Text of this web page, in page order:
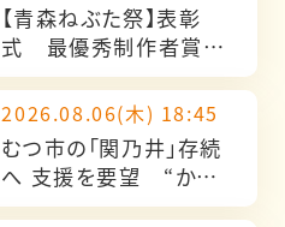
【青森ねぶた祭】表彰
式 最優秀制作者賞11
回目のねぶた名人・竹浪
比呂央さんの葛藤と
は…
2026.08.06(木) 18:45
むつ市の「関乃井」存続
へ 支援を要望 “かけ
がえのない地域資源”